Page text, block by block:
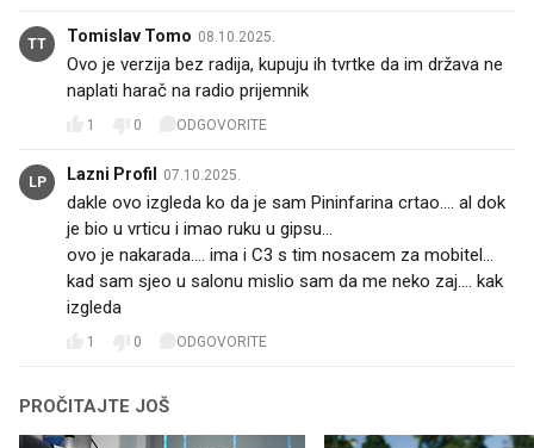
TT Tomislav Tomo 08.10.2025.
Ovo je verzija bez radija, kupuju ih tvrtke da im država ne
naplati harač na radio prijemnik
1 0 ODGOVORITE
LP Lazni Profil 07.10.2025.
dakle ovo izgleda ko da je sam Pininfarina crtao.... al dok
je bio u vrticu i imao ruku u gipsu...
ovo je nakarada.... ima i C3 s tim nosacem za mobitel...
kad sam sjeo u salonu mislio sam da me neko zaj.... kak
izgleda
1 0 ODGOVORITE
PROČITAJTE JOŠ